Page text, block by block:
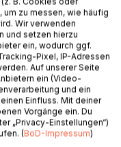
die ich, Katrin
erzählen werde.
nur das Eine wollen:
sie ihren
sind. Zu dumm
und man dann
geplagt wird,
hat, sich die ganzen
wurde.
zu messen, wie häufig
Wir verwenden
und setzen hierzu
ein, wodurch ggf.
Pixel, IP-Adressen
Auf unserer Seite
ein (Video-
und ein
Einfluss. Mit deiner
Vorgänge ein. Du
„Privacy-Einstellungen“)
(BoD-Impressum)